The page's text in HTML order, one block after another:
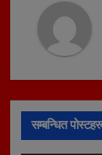
सम्बन्धित